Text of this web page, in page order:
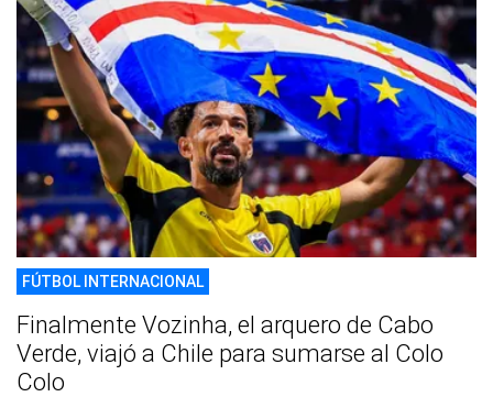
FÚTBOL INTERNACIONAL
Finalmente Vozinha, el arquero de Cabo
Verde, viajó a Chile para sumarse al Colo
Colo